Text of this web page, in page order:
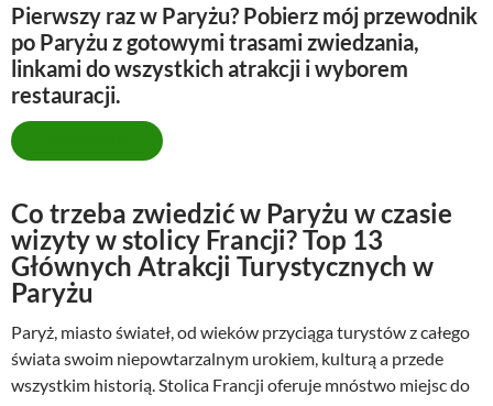
Pierwszy raz w Paryżu? Pobierz mój przewodnik
po Paryżu z gotowymi trasami zwiedzania,
linkami do wszystkich atrakcji i wyborem
restauracji.
Co trzeba zwiedzić w Paryżu w czasie
wizyty w stolicy Francji? Top 13
Głównych Atrakcji Turystycznych w
Paryżu
Paryż, miasto świateł, od wieków przyciąga turystów z całego
świata swoim niepowtarzalnym urokiem, kulturą a przede
wszystkim historią. Stolica Francji oferuje mnóstwo miejsc do